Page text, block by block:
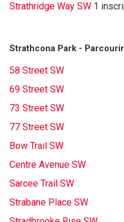
Strathridge Way SW 1
Strathcona Park -
58 Street SW
69 Street SW
73 Street SW
77 Street SW
Bow Trail SW
Centre Avenue SW
Sarcee Trail SW
Strabane Place SW